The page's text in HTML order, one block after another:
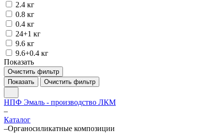
2.4 кг
0.8 кг
0.4 кг
24+1 кг
9.6 кг
9.6+0.4 кг
Показать
Очистить фильтр
Показать
Очистить фильтр
НПФ Эмаль - производство ЛКМ
–
Каталог
–Органосиликатные композиции